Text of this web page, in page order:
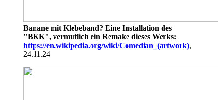
Banane mit Klebeband? Eine Installation des
"BKK", vermutlich ein Remake dieses Werks:
https://en.wikipedia.org/wiki/Comedian_(artwork),
24.11.24